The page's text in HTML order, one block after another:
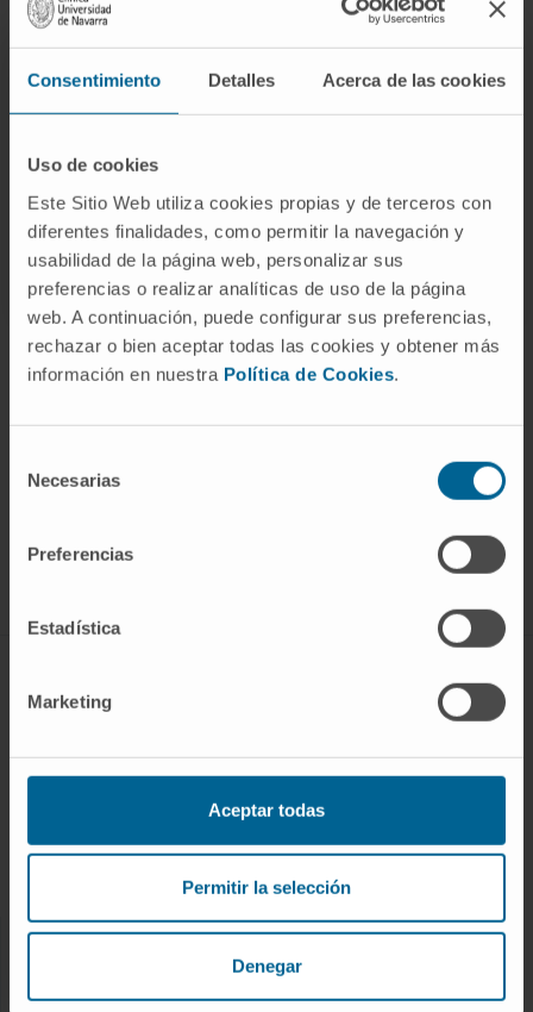
Consentimiento Detalles Acerca de las cookies
Uso de cookies
Este Sitio Web utiliza cookies propias y de terceros con
diferentes finalidades, como permitir la navegación y
usabilidad de la página web, personalizar sus
preferencias o realizar analíticas de uso de la página
web. A continuación, puede configurar sus preferencias,
rechazar o bien aceptar todas las cookies y obtener más
información en nuestra Política de Cookies.
Necesarias
Preferencias
Estadística
Marketing
Aceptar todas
Permitir la selección
Denegar
¿Necesita más información?
Síguenos
Campus de la Universidad de Navarra
Portal de Transparencia